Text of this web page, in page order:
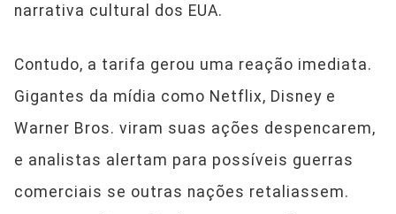
narrativa cultural dos EUA.
Contudo, a tarifa gerou uma reação imediata.
Gigantes da mídia como Netflix, Disney e
Warner Bros. viram suas ações despencarem,
e analistas alertam para possíveis guerras
comerciais se outras nações retaliassem.